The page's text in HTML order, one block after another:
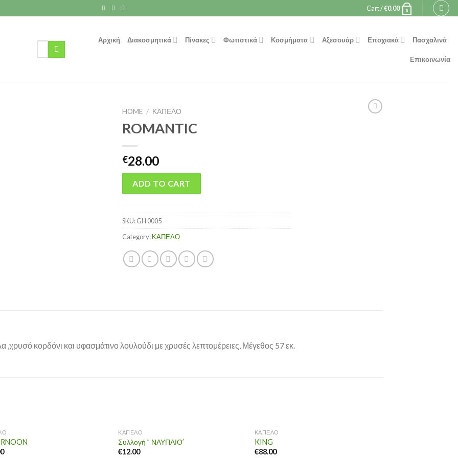
Cart /€0.00 0
Search
Αρχική Διακοσμητικά Πίνακες Φωτιστικά Κοσμήματα Αξεσουάρ Εποχιακά Πασχαλινά
Επικοινωνία
HOME / ΚΑΠΕΛΟ
ROMANTIC
€28.00
ADD TO CART
SKU:GH 0005
Category:ΚΑΠΕΛΟ
κορδόνι και υφασμάτινο λουλούδι με χρυσές λεπτομέρειες, Μέγεθος 57 εκ.
ΚΑΠΕΛΟ
Συλλογή ” ΝΑΥΠΛΙΟ’
€12.00
ΚΑΠΕΛΟ
KING
€88.00